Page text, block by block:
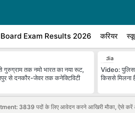
Board Exam Results 2026 करियर
से गुरुग्राम तक नमो भारत का नया रूट,
से दनकौर-जेवर तक कनेक्टिविटी
India
Video: पुलिस
किससे मिलना
3839 पदों के लिए आवेदन करने आखिरी मौका, ऐसे करें